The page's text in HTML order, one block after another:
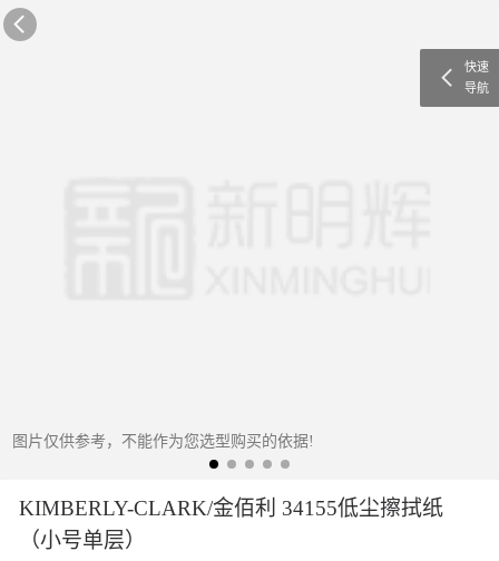
图片仅供参考，不能作为您选型购买的依据!
KIMBERLY-CLARK/金佰利 34155低尘擦拭纸
（小号单层）
快速
导航